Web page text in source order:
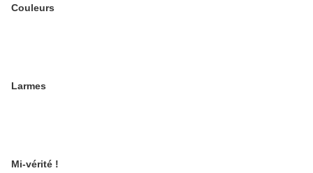
Couleurs
Larmes
Mi-vérité !